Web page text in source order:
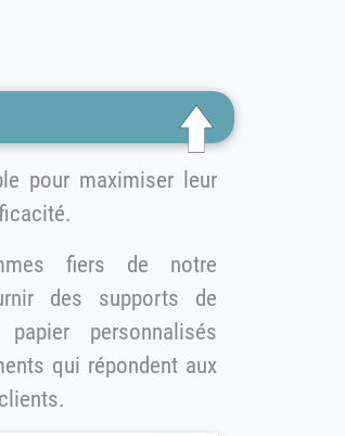
leur
fiers de notre
des supports de
qui répondent aux
nos clients.